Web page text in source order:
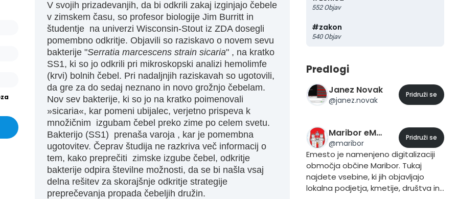
V svojih prizadevanjih, da bi odkrili zakaj izginjajo čebele
v zimskem času, so profesor biologije Jim Burritt in
študentje na univerzi Wisconsin-Stout iz ZDA dosegli
pomembno odkritje. Objavili so raziskavo o novem sevu
bakterije "Serratia marcescens strain sicaria" , na kratko
SS1, ki so jo odkrili pri mikroskopski analizi hemolimfe
(krvi) bolnih čebel. Pri nadaljnjih raziskavah so ugotovili,
da gre za do sedaj neznano in novo grožnjo čebelam.
Nov sev bakterije, ki so jo na kratko poimenovali
»sicaria«, kar pomeni ubijalec, verjetno prispeva k
množičnim izgubam čebel preko zime po celem svetu.
Bakterijo (SS1) prenaša varoja , kar je pomembna
ugotovitev. Čeprav študija ne razkriva več informacij o
tem, kako preprečiti zimske izgube čebel, odkritje
bakterije odpira številne možnosti, da se bi našla vsaj
delna rešitev za skorajšnje odkritje strategije
preprečevanja propada čebeljih družin.
552 Objav
#zakon
540 Objav
Predlogi
Janez Novak
@janez.novak
Pridruži se
Maribor eMesto
@maribor
Pridruži se
Emesto je namenjeno digitalizaciji
območja občine Maribor. Tukaj
najdete vsebine, ki jih objavljajo
lokalna podjetja, kmetije, društva in